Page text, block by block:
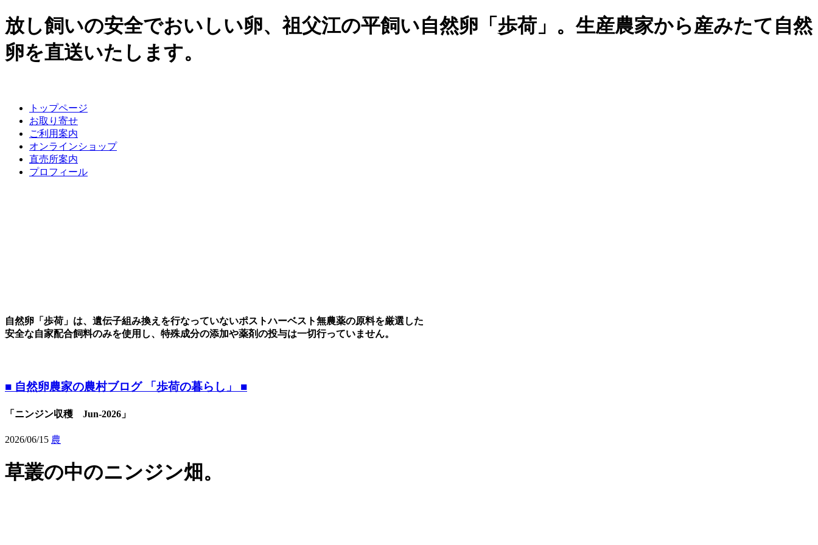
放し飼いの安全でおいしい卵、祖父江の平飼い自然卵「歩荷」。生産農家から産みたて自然
卵を直送いたします。
トップページ
お取り寄せ
ご利用案内
オンラインショップ
直売所案内
プロフィール
自然卵「歩荷」は、遺伝子組み換えを行なっていないポストハーベスト無農薬の原料を厳選した
安全な自家配合飼料のみを使用し、特殊成分の添加や薬剤の投与は一切行っていません。
■ 自然卵農家の農村ブログ 「歩荷の暮らし」 ■
「ニンジン収穫 Jun-2026」
2026/06/15 農
草叢の中のニンジン畑。